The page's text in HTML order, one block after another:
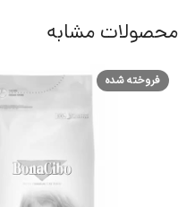
محصولات مشابه
فروخته شده